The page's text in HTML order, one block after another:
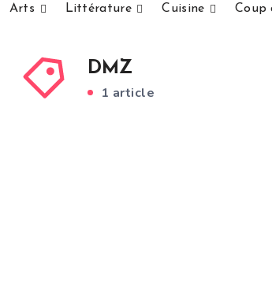
Arts Littérature Cuisine Coup
DMZ
1 article